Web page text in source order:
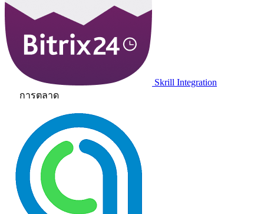
Skrill Integration
การตลาด